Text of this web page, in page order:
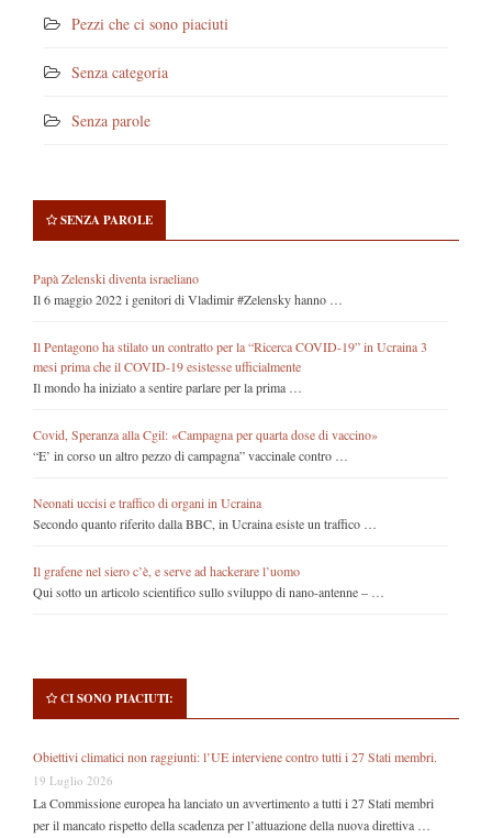
Pezzi che ci sono piaciuti
Senza categoria
Senza parole
SENZA PAROLE
Papà Zelenski diventa israeliano
Il 6 maggio 2022 i genitori di Vladimir #Zelensky hanno …
Il Pentagono ha stilato un contratto per la “Ricerca COVID-19” in Ucraina 3
mesi prima che il COVID-19 esistesse ufficialmente
Il mondo ha iniziato a sentire parlare per la prima …
Covid, Speranza alla Cgil: «Campagna per quarta dose di vaccino»
“E’ in corso un altro pezzo di campagna” vaccinale contro …
Neonati uccisi e traffico di organi in Ucraina
Secondo quanto riferito dalla BBC, in Ucraina esiste un traffico …
Il grafene nel siero c’è, e serve ad hackerare l’uomo
Qui sotto un articolo scientifico sullo sviluppo di nano-antenne – …
CI SONO PIACIUTI:
Obiettivi climatici non raggiunti: l’UE interviene contro tutti i 27 Stati membri.
19 Luglio 2026
La Commissione europea ha lanciato un avvertimento a tutti i 27 Stati membri
per il mancato rispetto della scadenza per l’attuazione della nuova direttiva …